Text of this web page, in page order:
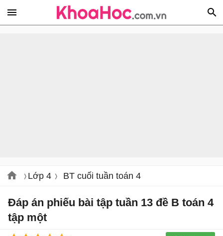
Lớp 4 BT cuối tuần toán 4
Đáp án phiếu bài tập tuần 13 đề B toán 4
tập một